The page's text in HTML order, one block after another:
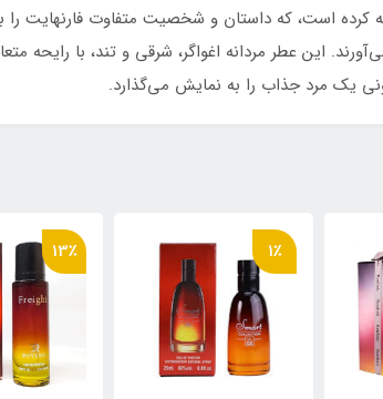
کرده است، که داستان و شخصیت متفاوت فارنهایت
این عطر مردانه اغواگر، شرقی و تند، با رایحه
یک مرد جذاب را به نمایش می‌گذارد.
13٪ 21٪